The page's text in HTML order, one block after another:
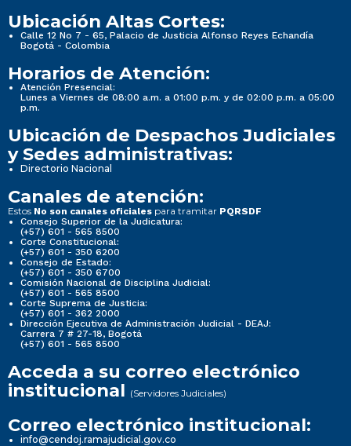
Ubicación Altas Cortes:
Calle 12 No 7 - 65, Palacio de Justicia Alfonso Reyes Echandía
Bogotá - Colombia
Horarios de Atención:
Atención Presencial:
Lunes a Viernes de 08:00 a.m. a 01:00 p.m. y de 02:00 p.m. a 05:00
p.m.
Ubicación de Despachos Judiciales
y Sedes administrativas:
Directorio Nacional
Canales de atención:
Estos No son canales oficiales para tramitar PQRSDF
Consejo Superior de la Judicatura:
(+57) 601 - 565 8500
Corte Constitucional:
(+57) 601 - 350 6200
Consejo de Estado:
(+57) 601 - 350 6700
Comisión Nacional de Disciplina Judicial:
(+57) 601 - 565 8500
Corte Suprema de Justicia:
(+57) 601 - 362 2000
Dirección Ejecutiva de Administración Judicial - DEAJ:
Carrera 7 # 27-18, Bogotá
(+57) 601 - 565 8500
Acceda a su correo electrónico
institucional (Servidores Judiciales)
Correo electrónico institucional:
info@cendoj.ramajudicial.gov.co